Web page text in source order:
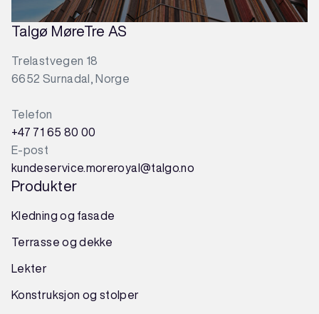
Talgø MøreTre AS
Trelastvegen 18
6652 Surnadal, Norge
Telefon
+47 71 65 80 00
E-post
kundeservice.moreroyal@talgo.no
Produkter
Kledning og fasade
Terrasse og dekke
Lekter
Konstruksjon og stolper